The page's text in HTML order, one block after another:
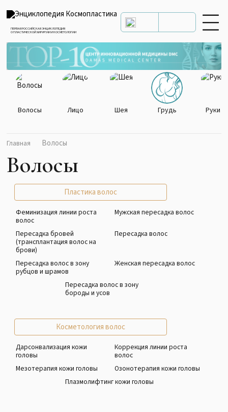
ПЕРВАЯ РОССИЙСКАЯ ЭНЦИКЛОПЕДИЯ
О ПЛАСТИЧЕСКОЙ ХИРУРГИИ И КОСМЕТОЛОГИИ
Волосы Лицо Шея Грудь Руки
Главная Волосы
Волосы
Пластика волос
Феминизация линии роста
волос
Мужская пересадка волос
Пересадка бровей
(трансплантация волос на
брови)
Пересадка волос
Пересадка волос в зону
рубцов и шрамов
Женская пересадка волос
Пересадка волос в зону
бороды и усов
Косметология волос
Дарсонвализация кожи
головы
Коррекция линии роста
волос
Мезотерапия кожи головы
Озонотерапия кожи головы
Плазмолифтинг кожи головы